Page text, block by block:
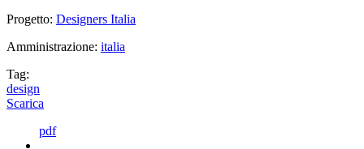
Progetto: Designers Italia
Amministrazione: italia
Tag:
design
Scarica
pdf